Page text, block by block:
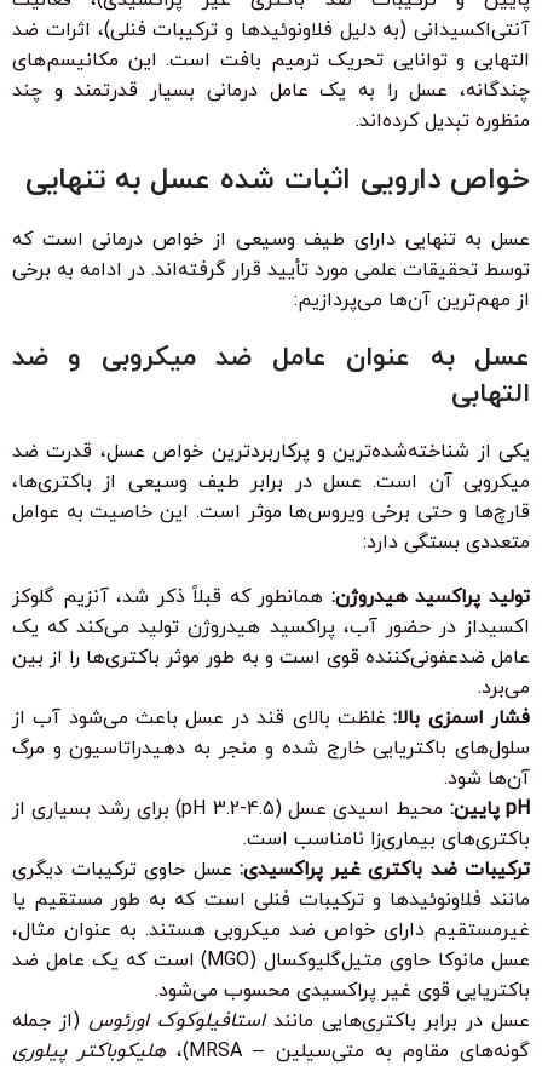
آنتی‌اکسیدانی (به دلیل فلاونوئیدها و ترکیبات فنلی)، اثرات ضد
التهابی و توانایی تحریک ترمیم بافت است. این مکانیسم‌های
چندگانه، عسل را به یک عامل درمانی بسیار قدرتمند و چند
منظوره تبدیل کرده‌اند.
خواص دارویی اثبات شده عسل به تنهایی
عسل به تنهایی دارای طیف وسیعی از خواص درمانی است که
توسط تحقیقات علمی مورد تأیید قرار گرفته‌اند. در ادامه به برخی
از مهم‌ترین آن‌ها می‌پردازیم:
عسل به عنوان عامل ضد میکروبی و ضد
التهابی
یکی از شناخته‌شده‌ترین و پرکاربردترین خواص عسل، قدرت ضد
میکروبی آن است. عسل در برابر طیف وسیعی از باکتری‌ها،
قارچ‌ها و حتی برخی ویروس‌ها موثر است. این خاصیت به عوامل
متعددی بستگی دارد:
تولید پراکسید هیدروژن: همانطور که قبلاً ذکر شد، آنزیم گلوکز
اکسیداز در حضور آب، پراکسید هیدروژن تولید می‌کند که یک
عامل ضدعفونی‌کننده قوی است و به طور موثر باکتری‌ها را از بین
می‌برد.
فشار اسمزی بالا:غلظت بالای قند در عسل باعث می‌شود آب از
سلول‌های باکتریایی خارج شده و منجر به دهیدراتاسیون و مرگ
آن‌ها شود.
pH پایین:
محیط اسیدی عسل (pH 3.2-4.5) برای رشد بسیاری از
باکتری‌های بیماری‌زا نامناسب است.
ترکیبات ضد باکتری غیر پراکسیدی: عسل حاوی ترکیبات دیگری
مانند فلاونوئیدها و ترکیبات فنلی است که به طور مستقیم یا
غیرمستقیم دارای خواص ضد میکروبی هستند. به عنوان مثال،
عسل مانوکا حاوی متیل‌گلیوکسال (MGO) است که یک عامل ضد
باکتریایی قوی غیر پراکسیدی محسوب می‌شود.
عسل در برابر باکتری‌هایی ماننداستافیلوکوک اورئوس (از جمله
گونه‌های مقاوم به متی‌سیلین – MRSA)،
هلیکوباکتر پیلوری